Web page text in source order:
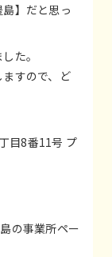
】だと思っ
た。
すので、ど
目8番11号 プ
の事業所ペー